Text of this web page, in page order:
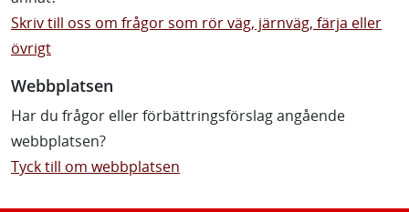
Skriv till oss om frågor som rör väg, järnväg, färja eller
övrigt
Webbplatsen
Har du frågor eller förbättringsförslag angående
webbplatsen?
Tyck till om webbplatsen